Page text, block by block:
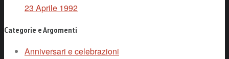
23 Aprile 1992
Categorie e Argomenti
Anniversari e celebrazioni